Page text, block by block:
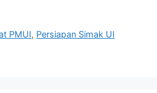
PMUI, Persiapan Simak UI